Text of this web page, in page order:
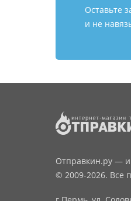
Оставьте
и не
Отправкин.ру —
© 2009-2026. Все